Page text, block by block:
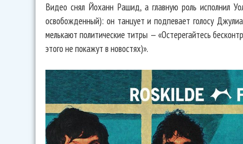
Видео снял Йоханн Рашид, а главную роль исполнил
освобожденный): он танцует и подпевает голосу
мелькают политические титры — «Остерегайтесь
этого не покажут в новостях)».